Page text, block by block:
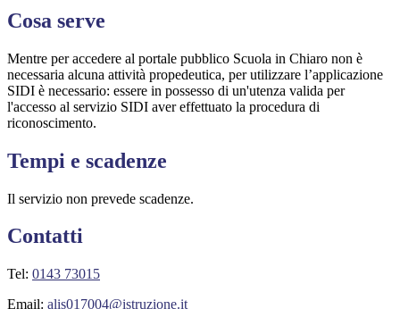
Cosa serve
Mentre per accedere al portale pubblico Scuola in Chiaro non è
necessaria alcuna attività propedeutica, per utilizzare l’applicazione
SIDI è necessario: essere in possesso di un'utenza valida per
l'accesso al servizio SIDI aver effettuato la procedura di
riconoscimento.
Tempi e scadenze
Il servizio non prevede scadenze.
Contatti
Tel: 0143 73015
Email: alis017004@istruzione.it